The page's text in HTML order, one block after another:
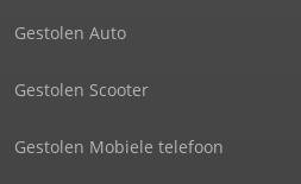
Gestolen Auto
Gestolen Scooter
Gestolen Mobiele telefoon